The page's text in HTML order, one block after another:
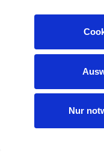
Nur
Suchen